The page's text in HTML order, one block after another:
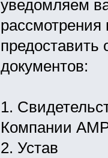
уведомляем
документов:
1.
Компании
2. Устав